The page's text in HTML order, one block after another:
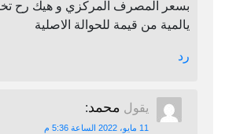
بسعر المصرف المركزي و هيك رح
يالمية من قيمة للحوالة الاصلية
رد
يقول محمد:
11 مايو، 2022 الساعة 5:36 م